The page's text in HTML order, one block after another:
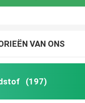
VAN ONS
(197)